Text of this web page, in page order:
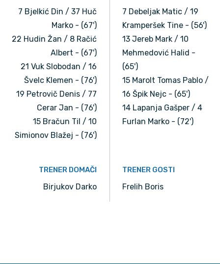
7 Bjelkić Din / 37 Huč
Marko - (67')
22 Hudin Žan / 8 Račić
Albert - (67')
21 Vuk Slobodan / 16
Švelc Klemen - (76')
19 Petrovič Denis / 77
Cerar Jan - (76')
15 Bračun Til / 10
Simionov Blažej - (76')
7 Debeljak Matic / 19
Kramperšek Tine - (56')
13 Jereb Mark / 10
Mehmedović Halid -
(65')
15 Marolt Tomas Pablo /
16 Špik Nejc - (65')
14 Lapanja Gašper / 4
Furlan Marko - (72')
TRENER DOMAČI
Birjukov Darko
TRENER GOSTI
Frelih Boris